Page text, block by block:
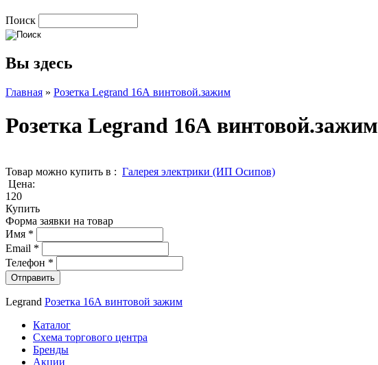
Поиск
Вы здесь
Главная » Розетка Legrand 16А винтовой.зажим
Розетка Legrand 16А винтовой.зажим
Товар можно купить в : Галерея электрики (ИП Осипов)
Цена:
120
Купить
Форма заявки на товар
Имя *
Email *
Телефон *
Legrand Розетка 16А винтовой зажим
Каталог
Схема торгового центра
Бренды
Акции